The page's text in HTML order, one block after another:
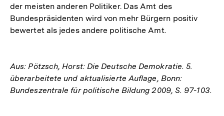
der meisten anderen Politiker. Das Amt des
Bundespräsidenten wird von mehr Bürgern positiv
bewertet als jedes andere politische Amt.
Aus: Pötzsch, Horst: Die Deutsche Demokratie. 5.
überarbeitete und aktualisierte Auflage, Bonn:
Bundeszentrale für politische Bildung 2009, S. 97-103.